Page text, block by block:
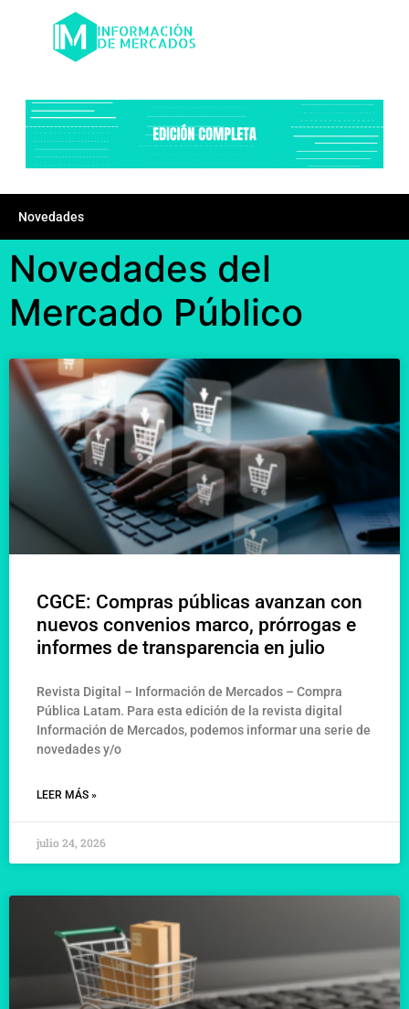
Novedades
Novedades del
Mercado Público
CGCE: Compras públicas avanzan con
nuevos convenios marco, prórrogas e
informes de transparencia en julio
Revista Digital – Información de Mercados – Compra
Pública Latam. Para esta edición de la revista digital
Información de Mercados, podemos informar una serie de
novedades y/o
LEER MÁS »
julio 24, 2026